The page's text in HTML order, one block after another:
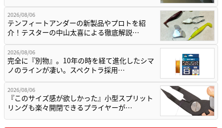
2026/08/06
テンフィートアンダーの新製品やプロトを紹
介！テスターの中山太喜による徹底解説…
2026/08/06
完全に『別物』。10年の時を経て進化したシマ
ノのラインが凄い。スペクトラ採用…
2026/08/06
『このサイズ感が欲しかった』小型スプリット
リングも楽々開閉できるプライヤーが…